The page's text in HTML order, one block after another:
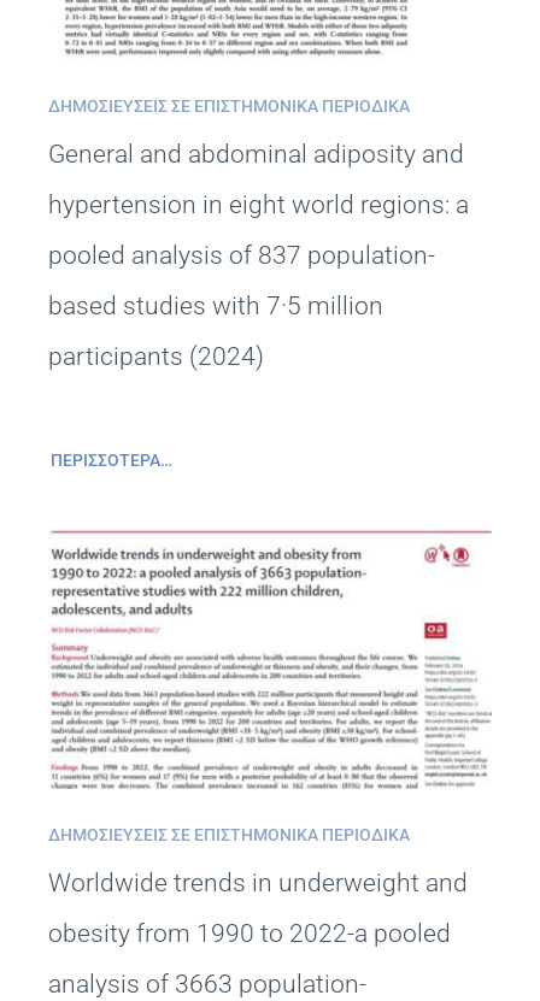
ΔΗΜΟΣΙΕΎΣΕΙΣ ΣΕ ΕΠΙΣΤΗΜΟΝΙΚΆ ΠΕΡΙΟΔΙΚΆ
General and abdominal adiposity and
hypertension in eight world regions: a
pooled analysis of 837 population-
based studies with 7·5 million
participants (2024)
ΠΕΡΙΣΣΌΤΕΡΑ…
ΔΗΜΟΣΙΕΎΣΕΙΣ ΣΕ ΕΠΙΣΤΗΜΟΝΙΚΆ ΠΕΡΙΟΔΙΚΆ
Worldwide trends in underweight and
obesity from 1990 to 2022-a pooled
analysis of 3663 population-